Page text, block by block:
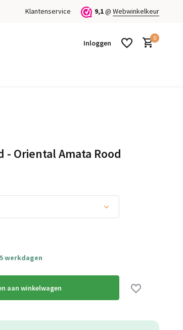
Klantenservice 9,1@ Webwinkelkeur
Inloggen
0
Oriental Amata Rood
werkdagen
aan winkelwagen